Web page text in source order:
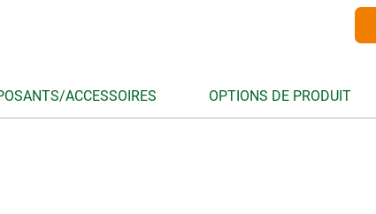
ACCESSOIRES OPTIONS DE PRODUIT